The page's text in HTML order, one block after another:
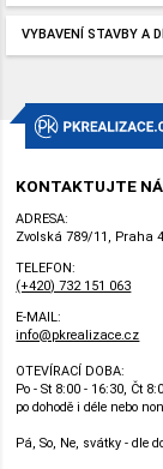
VYBAVENÍ STAVBY A
KONTAKTUJTE
ADRESA:
Zvolská 789/11, Praha
TELEFON:
(+420) 732 151 063
E-MAIL:
info@pkrealizace.cz
OTEVÍRACÍ DOBA:
Po - St 8:00 - 16:30, Čt
po dohodě i déle nebo
Pá, So, Ne, svátky - dle